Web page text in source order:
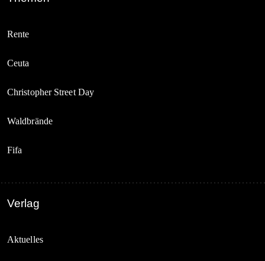
Rente
Ceuta
Christopher Street Day
Waldbrände
Fifa
Verlag
Aktuelles